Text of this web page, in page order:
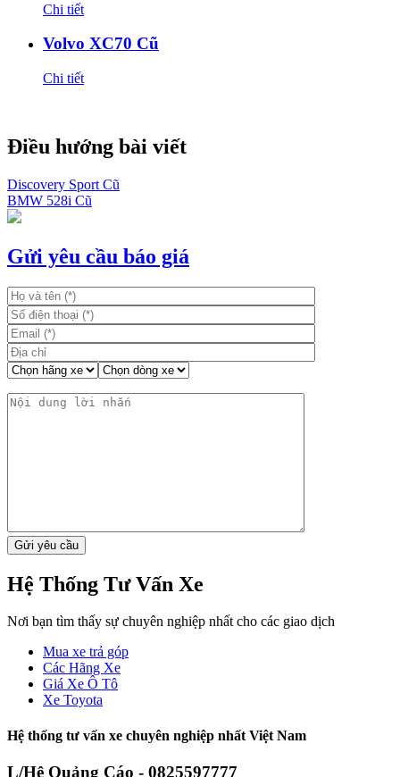
Chi tiết
Volvo XC70 Cũ
Chi tiết
Điều hướng bài viết
Discovery Sport Cũ
BMW 528i Cũ
Gửi yêu cầu báo giá
Hệ Thống Tư Vấn Xe
Nơi bạn tìm thấy sự chuyên nghiệp nhất cho các giao dịch
Mua xe trả góp
Các Hãng Xe
Giá Xe Ô Tô
Xe Toyota
Hệ thống tư vấn xe chuyên nghiệp nhất Việt Nam
L/Hệ Quảng Cáo - 0825597777